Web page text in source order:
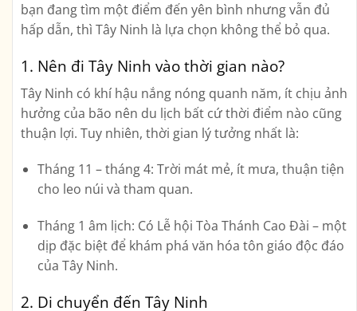
bạn đang tìm một điểm đến yên bình nhưng vẫn đủ
hấp dẫn, thì Tây Ninh là lựa chọn không thể bỏ qua.
1. Nên đi Tây Ninh vào thời gian nào?
Tây Ninh có khí hậu nắng nóng quanh năm, ít chịu ảnh
hưởng của bão nên du lịch bất cứ thời điểm nào cũng
thuận lợi. Tuy nhiên, thời gian lý tưởng nhất là:
Tháng 11 – tháng 4: Trời mát mẻ, ít mưa, thuận tiện
cho leo núi và tham quan.
Tháng 1 âm lịch: Có Lễ hội Tòa Thánh Cao Đài – một
dịp đặc biệt để khám phá văn hóa tôn giáo độc đáo
của Tây Ninh.
2. Di chuyển đến Tây Ninh